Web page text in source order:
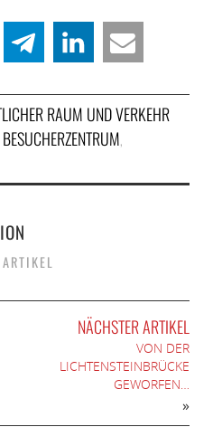
RAUM UND VERKEHR
BESUCHERZENTRUM,
NÄCHSTER ARTIKEL
VON DER
LICHTENSTEINBRÜCKE
GEWORFEN…
»